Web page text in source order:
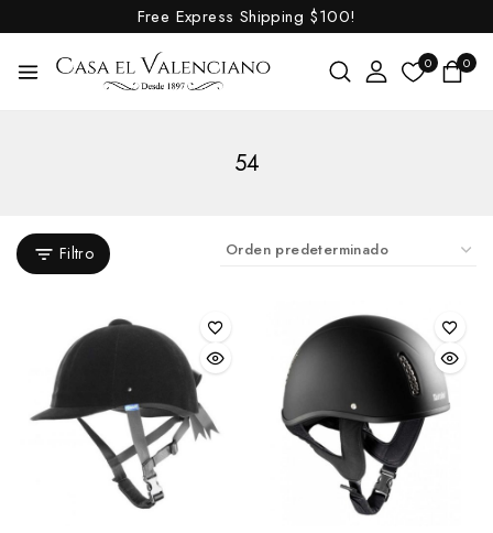
Free Express Shipping $100!
0 0
54
Filtro